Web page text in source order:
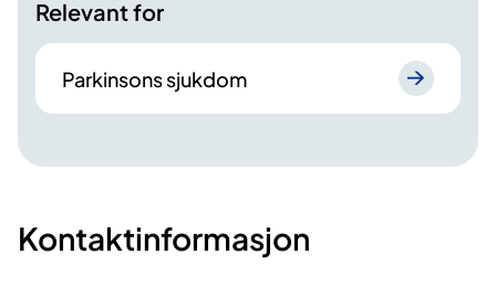
Relevant for
Parkinsons sjukdom
Kontaktinformasjon